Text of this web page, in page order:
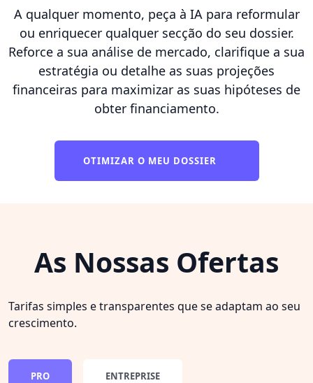
A qualquer momento, peça à IA para reformular
ou enriquecer qualquer secção do seu dossier.
Reforce a sua análise de mercado, clarifique a sua
estratégia ou detalhe as suas projeções
financeiras para maximizar as suas hipóteses de
obter financiamento.
OTIMIZAR O MEU DOSSIER
As Nossas Ofertas
Tarifas simples e transparentes que se adaptam ao seu
crescimento.
PRO ENTREPRISE